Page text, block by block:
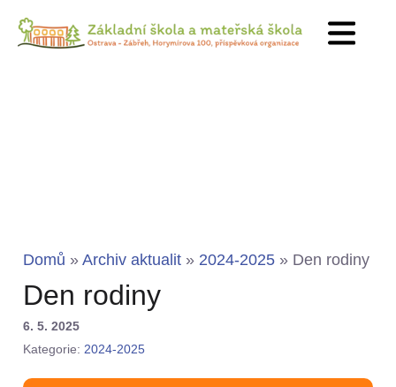
Domů » Archiv aktualit » 2024-2025 » Den rodiny
Den rodiny
6. 5. 2025
Kategorie: 2024-2025